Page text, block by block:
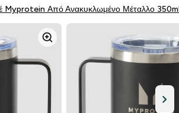
Myprotein Από Ανακυκλωμένο Μέταλλο